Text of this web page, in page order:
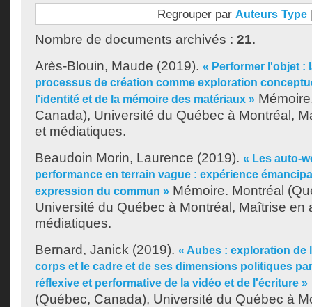
Regrouper par Auteurs Type
Nombre de documents archivés : 21.
Arès-Blouin, Maude (2019). « Performer l'objet :
processus de création comme exploration
l'identité et de la mémoire des matériaux »
Canada), Université du Québec à Montréal,
et médiatiques.
Beaudoin Morin, Laurence (2019). « Les auto-
performance en terrain vague : expérience
expression du commun » Mémoire. Montréal
Université du Québec à Montréal, Maîtrise en
médiatiques.
Bernard, Janick (2019). « Aubes : exploration de
corps et le cadre et de ses dimensions politiques
réflexive et performative de la vidéo et de l'écriture »
(Québec, Canada), Université du Québec à